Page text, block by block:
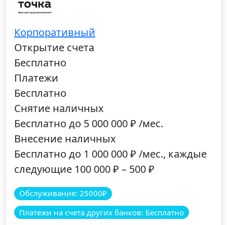
Корпоративный
Открытие счета
Бесплатно
Платежи
Бесплатно
Снятие наличных
Бесплатно до 5 000 000 ₽ /мес.
Внесение наличных
Бесплатно до 1 000 000 ₽ /мес., каждые
следующие 100 000 ₽ – 500 ₽
Обслуживание: 25000₽
Платежи на счета других банков: Бесплатно